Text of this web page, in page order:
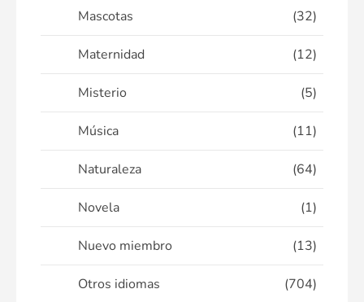
Mascotas (32)
Maternidad (12)
Misterio (5)
Música (11)
Naturaleza (64)
Novela (1)
Nuevo miembro (13)
Otros idiomas (704)